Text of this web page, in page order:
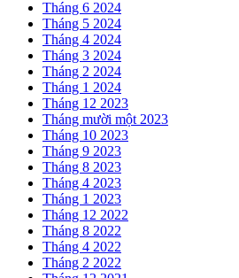
Tháng 6 2024
Tháng 5 2024
Tháng 4 2024
Tháng 3 2024
Tháng 2 2024
Tháng 1 2024
Tháng 12 2023
Tháng mười một 2023
Tháng 10 2023
Tháng 9 2023
Tháng 8 2023
Tháng 4 2023
Tháng 1 2023
Tháng 12 2022
Tháng 8 2022
Tháng 4 2022
Tháng 2 2022